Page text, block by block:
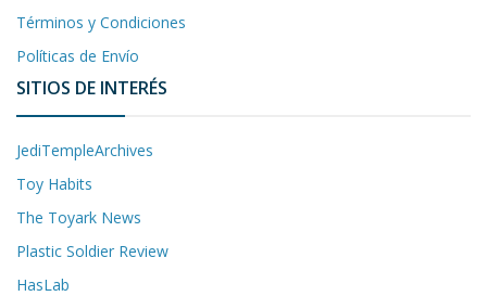
Términos y Condiciones
Políticas de Envío
SITIOS DE INTERÉS
JediTempleArchives
Toy Habits
The Toyark News
Plastic Soldier Review
HasLab